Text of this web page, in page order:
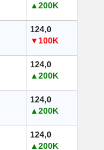
▲200K
124,0
▼100K
124,0
▲200K
124,0
▲200K
124,0
▲200K